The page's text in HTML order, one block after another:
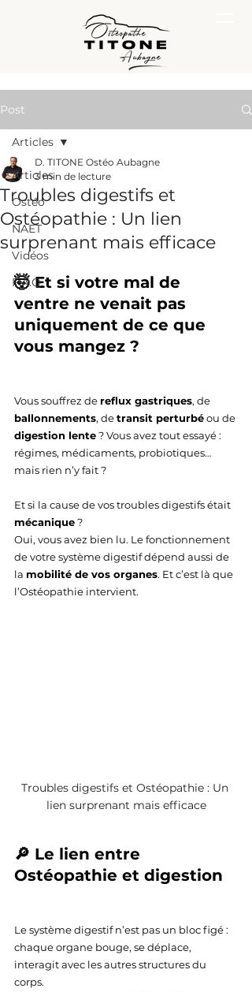
Post
Articles
Ostéo
NAET
Vidéos
F.A.Q.
Articles
Troubles digestifs et
Ostéopathie : Un lien
surprenant mais efficace
D. TITONE Ostéo Aubagne
3 min de lecture
🤯 Et si votre mal de
ventre ne venait pas
uniquement de ce que
vous mangez ?
Vous souffrez de reflux gastriques, de
ballonnements, de transit perturbé ou de
digestion lente ? Vous avez tout essayé :
régimes, médicaments, probiotiques…
mais rien n’y fait ?
Et si la cause de vos troubles digestifs était
mécanique ?
Oui, vous avez bien lu. Le fonctionnement
de votre système digestif dépend aussi de
la mobilité de vos organes. Et c’est là que
l’Ostéopathie intervient.
Troubles digestifs et Ostéopathie : Un
lien surprenant mais efficace
🔎 Le lien entre
Ostéopathie et digestion
Le système digestif n’est pas un bloc figé :
chaque organe bouge, se déplace,
interagit avec les autres structures du
corps.